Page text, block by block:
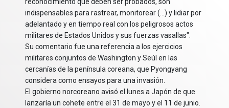
reconocimiento que deben ser probados, son
indispensables para rastrear, monitorear (...) y lidiar por
adelantado y en tiempo real con los peligrosos actos
militares de Estados Unidos y sus fuerzas vasallas".
Su comentario fue una referencia a los ejercicios
militares conjuntos de Washington y Seúl en las
cercanías de la península coreana, que Pyongyang
considera como ensayos para una invasión.
El gobierno norcoreano avisó el lunes a Japón de que
lanzaría un cohete entre el 31 de mayo y el 11 de junio.